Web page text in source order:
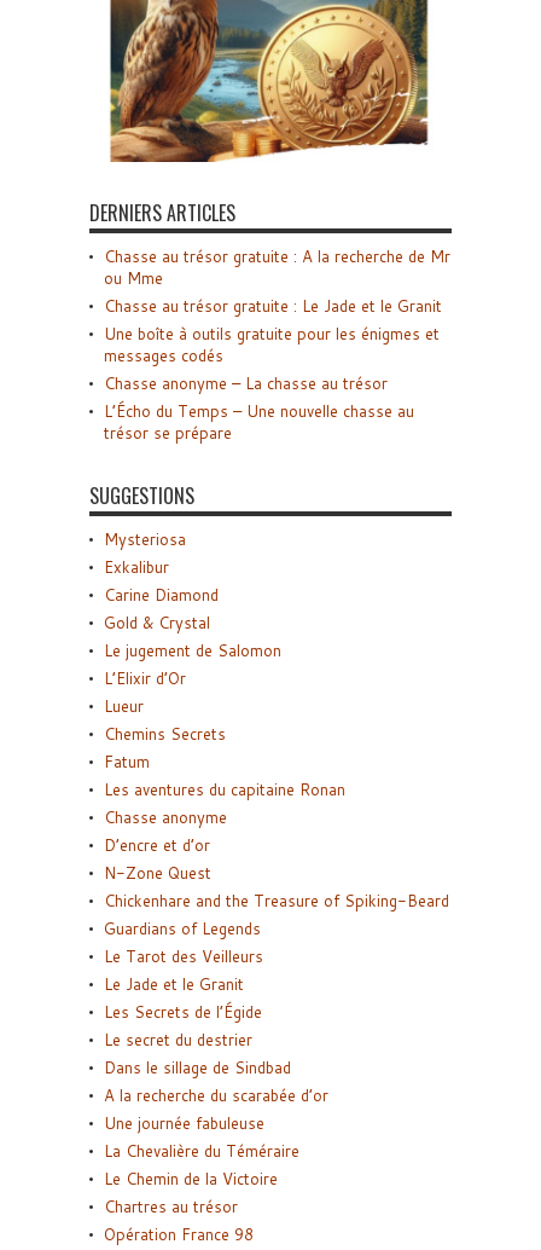
DERNIERS ARTICLES
Chasse au trésor gratuite : A la recherche de Mr
ou Mme
Chasse au trésor gratuite : Le Jade et le Granit
Une boîte à outils gratuite pour les énigmes et
messages codés
Chasse anonyme – La chasse au trésor
L’Écho du Temps – Une nouvelle chasse au
trésor se prépare
SUGGESTIONS
Mysteriosa
Exkalibur
Carine Diamond
Gold & Crystal
Le jugement de Salomon
L’Elixir d’Or
Lueur
Chemins Secrets
Fatum
Les aventures du capitaine Ronan
Chasse anonyme
D’encre et d’or
N-Zone Quest
Chickenhare and the Treasure of Spiking-Beard
Guardians of Legends
Le Tarot des Veilleurs
Le Jade et le Granit
Les Secrets de l’Égide
Le secret du destrier
Dans le sillage de Sindbad
A la recherche du scarabée d’or
Une journée fabuleuse
La Chevalière du Téméraire
Le Chemin de la Victoire
Chartres au trésor
Opération France 98